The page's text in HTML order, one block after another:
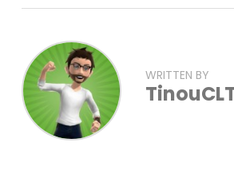
WRITTEN BY